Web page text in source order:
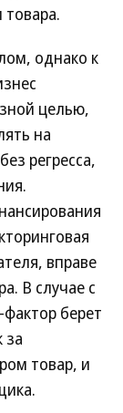
товара.
однако к
целью,
на
регресса,
вправе
В случае с
берет
за
товар, и